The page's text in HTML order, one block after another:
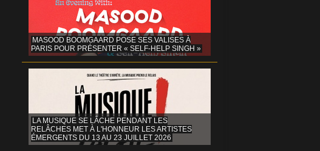
MASOOD BOOMGAARD POSE SES VALISES À
PARIS POUR PRÉSENTER « SELF-HELP SINGH »
LA MUSIQUE SE LÂCHE PENDANT LES
RELÂCHES MET À L'HONNEUR LES ARTISTES
ÉMERGENTS DU 13 AU 23 JUILLET 2026